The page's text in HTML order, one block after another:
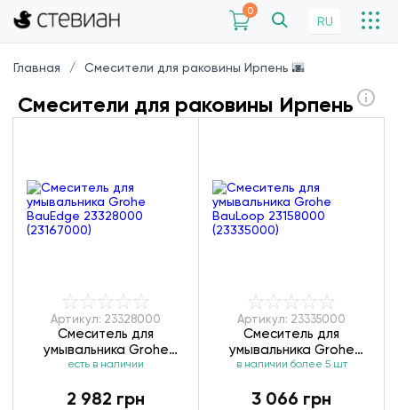
0
RU
Главная Смесители для раковины Ирпень 🌆
Смесители для раковины Ирпень
Артикул: 23328000
Смеситель для
умывальника Grohe
BauEdge 23328000
есть в наличии
2 982 грн
Артикул: 23335000
Смеситель для
умывальника Grohe
BauLoop 23158000
в наличии более 5 шт
3 066 грн